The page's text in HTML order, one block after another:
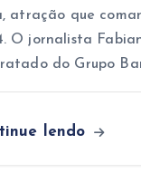
atração que
O jornalista
do Grupo
lendo